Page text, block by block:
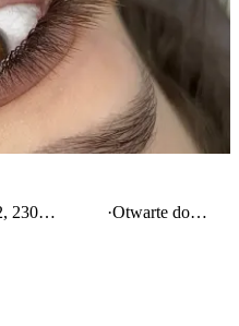
230
·Otwarte do